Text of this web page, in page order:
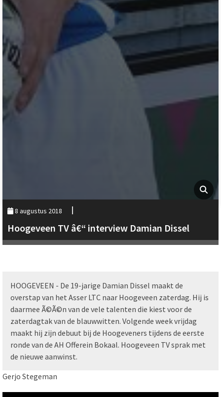
8 augustus 2018
Hoogeveen TV â€“ interview Damian Dissel
HOOGEVEEN - De 19-jarige Damian Dissel maakt de
overstap van het Asser LTC naar Hoogeveen zaterdag. Hij is
daarmee Ã©Ã©n van de vele talenten die kiest voor de
zaterdagtak van de blauwwitten. Volgende week vrijdag
maakt hij zijn debuut bij de Hoogeveners tijdens de eerste
ronde van de AH Offerein Bokaal. Hoogeveen TV sprak met
de nieuwe aanwinst.
Gerjo Stegeman